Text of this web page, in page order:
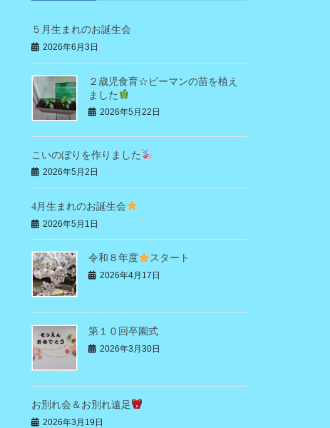
５月生まれのお誕生会
2026年6月3日
２歳児食育☆ピーマンの苗を植え
ました
2026年5月22日
こいのぼりを作りました
2026年5月2日
4月生まれのお誕生会
2026年5月1日
令和８年度 スタート
2026年4月17日
第１０回卒園式
2026年3月30日
お別れ会＆お別れ遠足
2026年3月19日